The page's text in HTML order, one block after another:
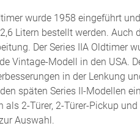
wurde 1958 eingeführt
Litern bestellt werden. Auch
Der Series IIA Oldtimer
Vintage-Modell in den USA.
in der Lenkung
späten Series II-Modellen
als 2-Türer, 2-Türer-Pickup
Auswahl.